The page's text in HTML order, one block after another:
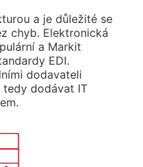
a je důležité se
chyb. Elektronická
a Markit
EDI.
dodavateli
tedy dodávat IT